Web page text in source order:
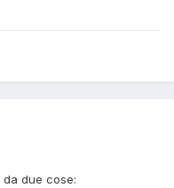
due cose: